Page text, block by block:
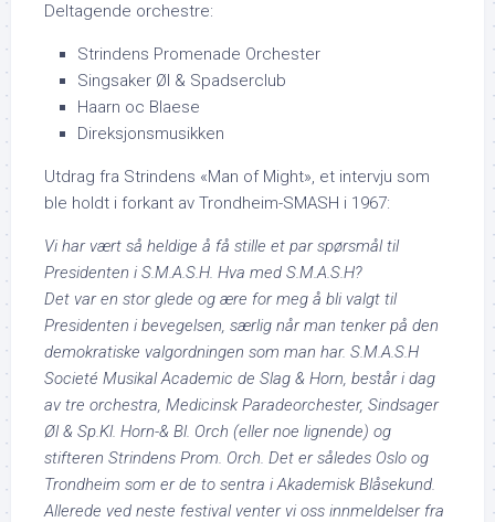
Deltagende orchestre:
Strindens Promenade Orchester
Singsaker Øl & Spadserclub
Haarn oc Blaese
Direksjonsmusikken
Utdrag fra Strindens «Man of Might», et intervju som
ble holdt i forkant av Trondheim-SMASH i 1967:
Vi har vært så heldige å få stille et par spørsmål til
Presidenten i S.M.A.S.H. Hva med S.M.A.S.H?
Det var en stor glede og ære for meg å bli valgt til
Presidenten i bevegelsen, særlig når man tenker på den
demokratiske valgordningen som man har. S.M.A.S.H
Societé Musikal Academic de Slag & Horn, består i dag
av tre orchestra, Medicinsk Paradeorchester, Sindsager
Øl & Sp.Kl. Horn-& Bl. Orch (eller noe lignende) og
stifteren Strindens Prom. Orch. Det er således Oslo og
Trondheim som er de to sentra i Akademisk Blåsekund.
Allerede ved neste festival venter vi oss innmeldelser fra